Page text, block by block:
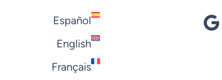
Español
English
Français